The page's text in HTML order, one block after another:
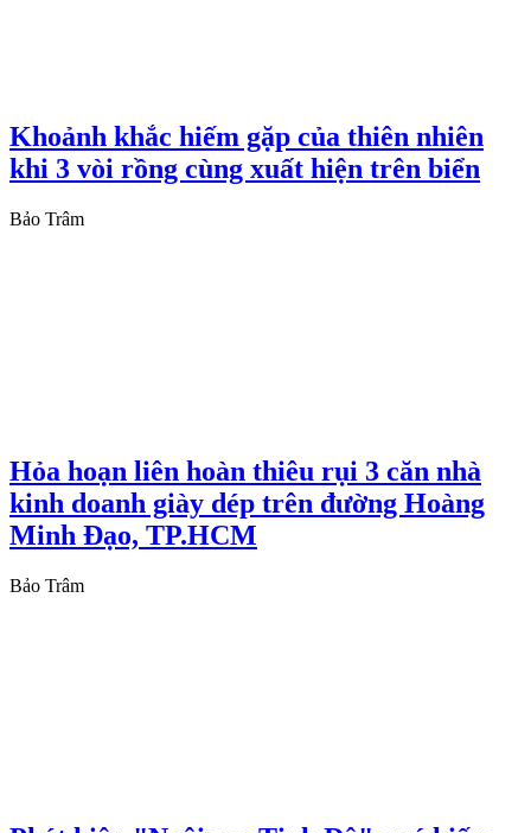
Khoảnh khắc hiếm gặp của thiên nhiên
khi 3 vòi rồng cùng xuất hiện trên biển
Bảo Trâm
Hỏa hoạn liên hoàn thiêu rụi 3 căn nhà
kinh doanh giày dép trên đường Hoàng
Minh Đạo, TP.HCM
Bảo Trâm